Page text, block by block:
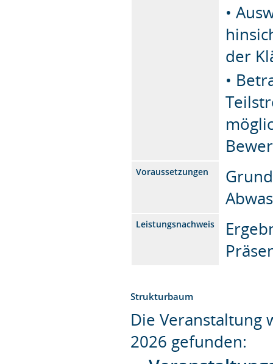
•
der
•
Voraussetzungen
Leistungsnachweis
Strukturbaum
Die Veranstaltung
2026 gefunden: